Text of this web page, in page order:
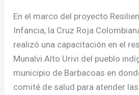
En el marco del proyecto
Infancia, la Cruz Roja
realizó una capacitación en el
Munalvi Alto Urivi del pueblo
municipio de Barbacoas en
comité de salud para atender